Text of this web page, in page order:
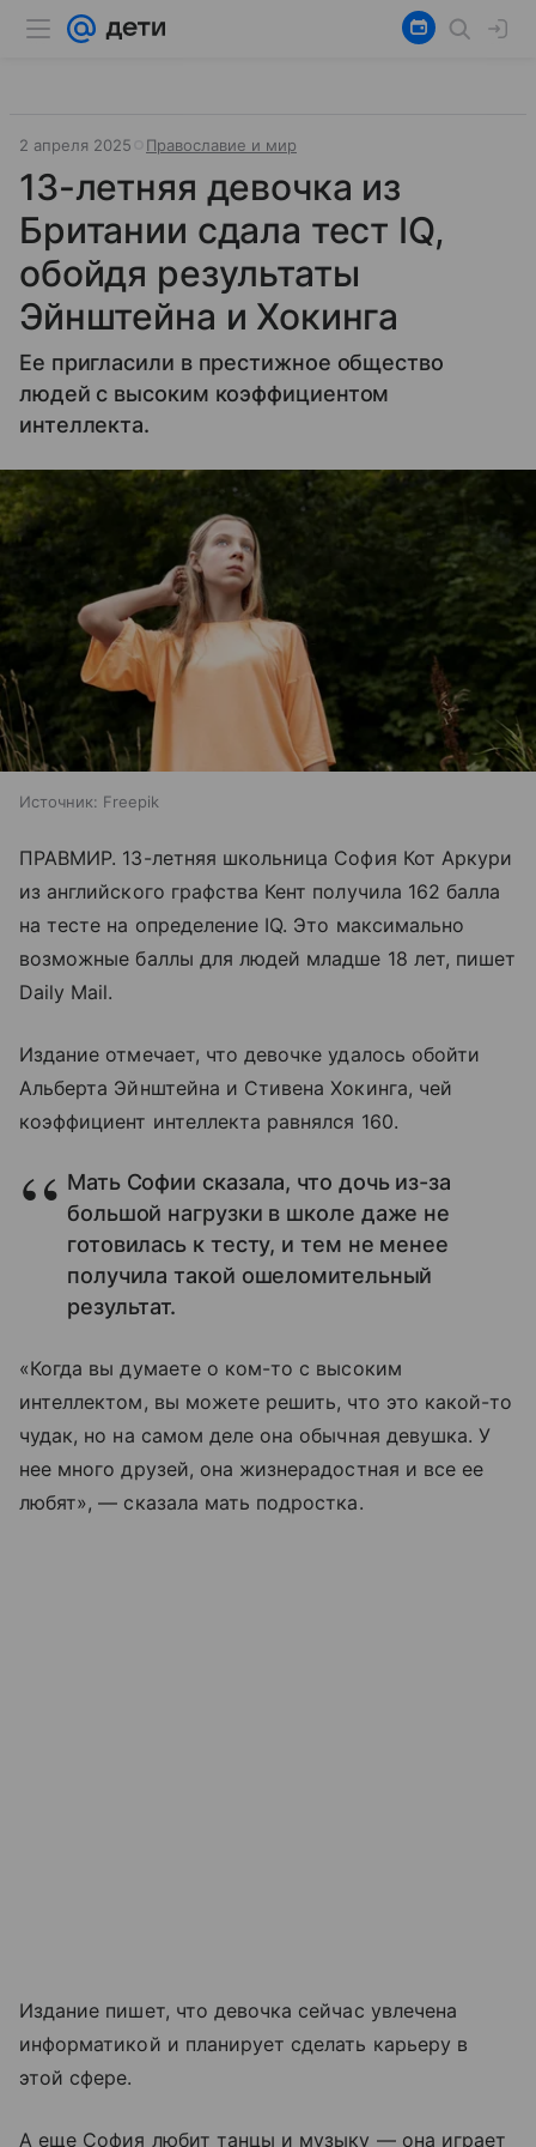
2 апреля 2025 Православие и мир
13-летняя девочка из
Британии сдала тест IQ,
обойдя результаты
Эйнштейна и Хокинга
Ее пригласили в престижное общество
людей с высоким коэффициентом
интеллекта.
Источник: Freepik
ПРАВМИР. 13-летняя школьница София Кот Аркури
из английского графства Кент получила 162 балла
на тесте на определение IQ. Это максимально
возможные баллы для людей младше 18 лет, пишет
Daily Mail.
Издание отмечает, что девочке удалось обойти
Альберта Эйнштейна и Стивена Хокинга, чей
коэффициент интеллекта равнялся 160.
Мать Софии сказала, что дочь из-за
большой нагрузки в школе даже не
готовилась к тесту, и тем не менее
получила такой ошеломительный
результат.
«Когда вы думаете о ком-то с высоким
интеллектом, вы можете решить, что это какой-то
чудак, но на самом деле она обычная девушка. У
нее много друзей, она жизнерадостная и все ее
любят», — сказала мать подростка.
Издание пишет, что девочка сейчас увлечена
информатикой и планирует сделать карьеру в
этой сфере.
А еще София любит танцы и музыку — она играет